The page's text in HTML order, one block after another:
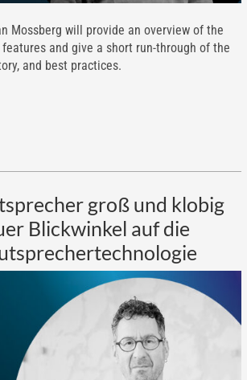
Mossberg will provide an overview of the
features and give a short run-through of the
and best practices.
groß und klobig
Blickwinkel auf die